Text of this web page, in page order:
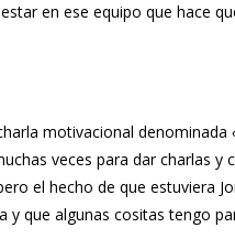
en ese equipo que hace
motivacional denominada
veces para dar charlas
el hecho de que estuviera
que algunas cositas tengo